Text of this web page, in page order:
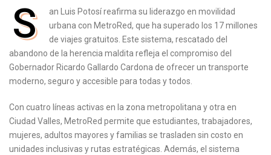
S
an Luis Potosí reafirma su liderazgo en movilidad
urbana con MetroRed, que ha superado los 17 millones
de viajes gratuitos. Este sistema, rescatado del
abandono de la herencia maldita refleja el compromiso del
Gobernador Ricardo Gallardo Cardona de ofrecer un transporte
moderno, seguro y accesible para todas y todos.
Con cuatro líneas activas en la zona metropolitana y otra en
Ciudad Valles, MetroRed permite que estudiantes, trabajadores,
mujeres, adultos mayores y familias se trasladen sin costo en
unidades inclusivas y rutas estratégicas. Además, el sistema